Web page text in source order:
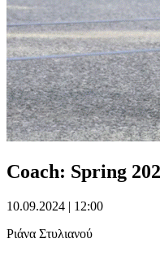
Coach: Spring
10.09.2024 | 12:00
Ριάνα Στυλιανού